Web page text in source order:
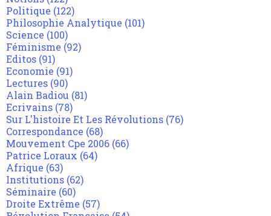
Politique (122)
Philosophie Analytique (101)
Science (100)
Féminisme (92)
Editos (91)
Economie (91)
Lectures (90)
Alain Badiou (81)
Ecrivains (78)
Sur L'histoire Et Les Révolutions (76)
Correspondance (68)
Mouvement Cpe 2006 (66)
Patrice Loraux (64)
Afrique (63)
Institutions (62)
Séminaire (60)
Droite Extrême (57)